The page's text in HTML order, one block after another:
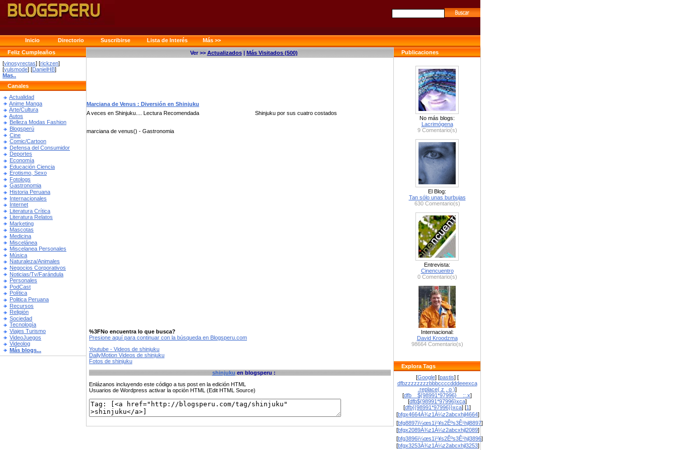
Inicio Directorio Suscribirse Lista de Interés
Más >>
Feliz Cumpleaños
[vinosyrectas] [rickzen]
[yulsmode] [DanielHB]
Mas..
Canales
Actualidad
Anime Manga
Arte/Cultura
Autos
Belleza Modas Fashion
Blogsperú
Cine
Comic/Cartoon
Defensa del Consumidor
Deportes
Economía
Educación Ciencia
Erotismo, Sexo
Fotologs
Gastronomia
Historia Peruana
Internacionales
Internet
Literatura Crítica
Literatura Relatos
Marketing
Mascotas
Medicina
Miscelánea
Miscelanea Personales
Música
Naturaleza/Animales
Negocios Corporativos
Noticias/Tv/Farándula
Personales
PodCast
Política
Politica Peruana
Recursos
Religión
Sociedad
Tecnología
Viajes Turismo
VideoJuegos
Videolog
Más blogs...
Publicaciones
No más blogs:
Lacrimógena
9 Comentario(s)
El Blog:
Tan sólo unas burbujas
630 Comentario(s)
Entrevista:
Cinencuentro
0 Comentario(s)
Internacional:
David Kroodzma
98664 Comentario(s)
Explora Tags
[Google] [pastis] [
dfbzzzzzzzzbbbccccdddeeexca
.replace( z , o )]
[dfb__${98991*97996}__::.x]
[dfb${98991*97996}xca]
[dfb{{98991*97996}}xca] [1]
[bfgx4664À¾z1À¼z2abcxhjl4664]
[bfg8897ï¼œs1ï¹¥s2Êºs3Ê¹hjl8897]
[bfgx2089À¾z1À¼z2abcxhjl2089]
[bfg3896ï¼œs1ï¹¥s2Êºs3Ê¹hjl3896]
[bfgx3253À¾z1À¼z2abcxhjl3253]
Ver >> Actualizados| Más Visitados (500)
Marciana de Venus : Diversión en Shinjuku
A veces en Shinjuku.... Lectura Recomendada Shinjuku por sus cuatro costados
marciana de venus() - Gastronomia
%3FNo encuentra lo que busca?
Presione aquí para continuar con la búsqueda en Blogsperu.com
Youtube - Videos de shinjuku
DailyMotion Videos de shinjuku
Fotos de shinjuku
shinjuku en blogsperu :
Enlázanos incluyendo este código a tus post en la edición HTML
Usuarios de Wordpress activar la opción HTML (Edit HTML Source)